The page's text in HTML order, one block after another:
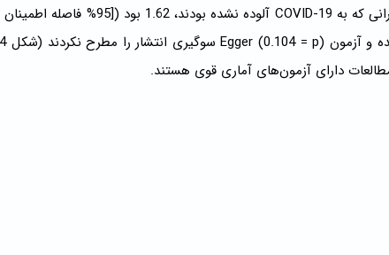
دارای آزمون‌های آماری قوی هستند.